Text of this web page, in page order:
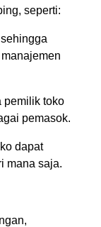
seperti:
pemilik toko
pemasok.
dapat
mana saja.